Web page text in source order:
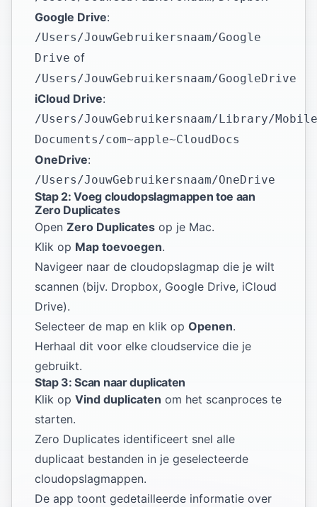
Google Drive:
/Users/JouwGebruikersnaam/Google
Drive of
/Users/JouwGebruikersnaam/GoogleDrive
iCloud Drive:
/Users/JouwGebruikersnaam/Library/Mobile
Documents/com~apple~CloudDocs
OneDrive:
/Users/JouwGebruikersnaam/OneDrive
Stap 2: Voeg cloudopslagmappen toe aan
Zero Duplicates
Open Zero Duplicates op je Mac.
Klik op Map toevoegen.
Navigeer naar de cloudopslagmap die je wilt
scannen (bijv. Dropbox, Google Drive, iCloud
Drive).
Selecteer de map en klik op Openen.
Herhaal dit voor elke cloudservice die je
gebruikt.
Stap 3: Scan naar duplicaten
Klik op Vind duplicaten om het scanproces te
starten.
Zero Duplicates identificeert snel alle
duplicaat bestanden in je geselecteerde
cloudopslagmappen.
De app toont gedetailleerde informatie over